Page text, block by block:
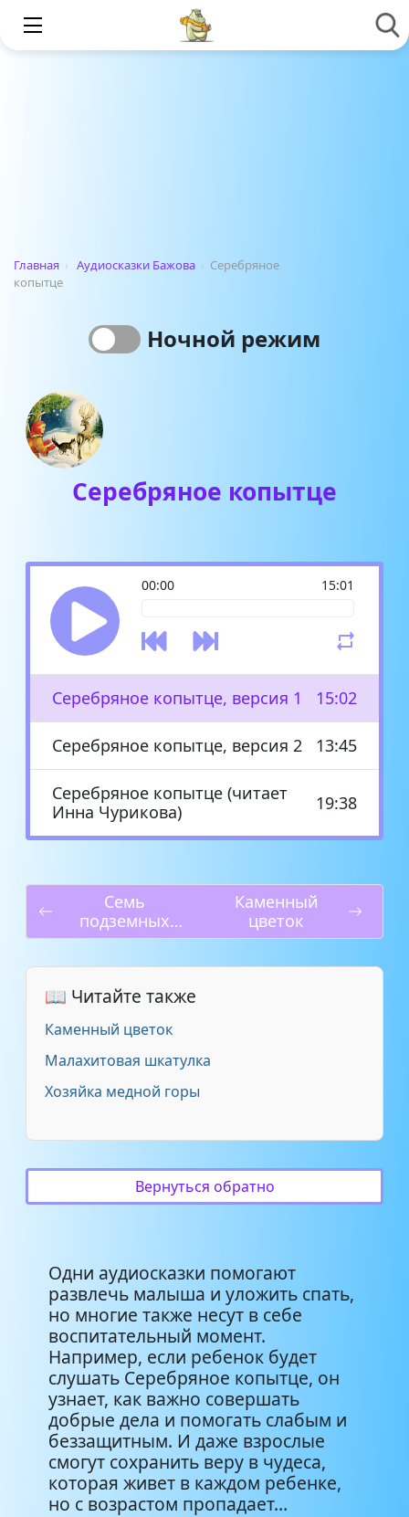
Главная › Аудиосказки Бажова › Серебряное
копытце
Ночной режим
Серебряное копытце
00:00 15:01
Серебряное копытце, версия 1 15:02
Серебряное копытце, версия 2 13:45
Серебряное копытце (читает
Инна Чурикова)
19:38
Семь
подземных
королей
Каменный
цветок
📖 Читайте также
Каменный цветок
Малахитовая шкатулка
Хозяйка медной горы
Вернуться обратно
Одни аудиосказки помогают
развлечь малыша и уложить спать,
но многие также несут в себе
воспитательный момент.
Например, если ребенок будет
слушать Серебряное копытце, он
узнает, как важно совершать
добрые дела и помогать слабым и
беззащитным. И даже взрослые
смогут сохранить веру в чудеса,
которая живет в каждом ребенке,
но с возрастом пропадает…